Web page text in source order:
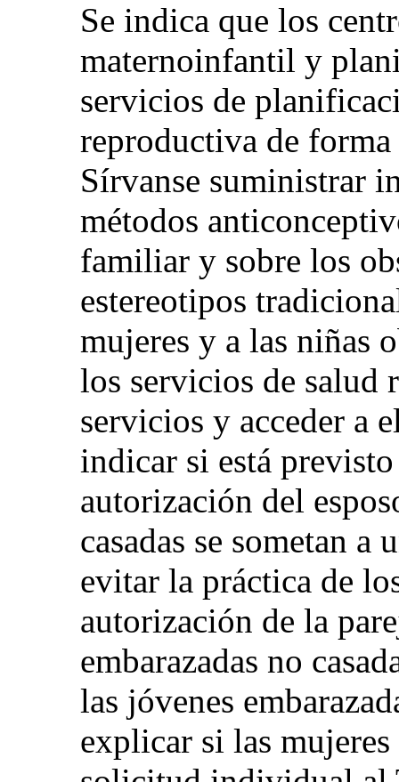
Se indica que los
maternoinfantil y
servicios de
reproductiva de
Sírvanse suministrar
métodos
familiar y sobre los
estereotipos
mujeres y a las niñas
los servicios de salud
servicios y acceder a
indicar si está
autorización del
casadas se sometan a
evitar la práctica de
autorización de la
embarazadas no
las jóvenes
explicar si las